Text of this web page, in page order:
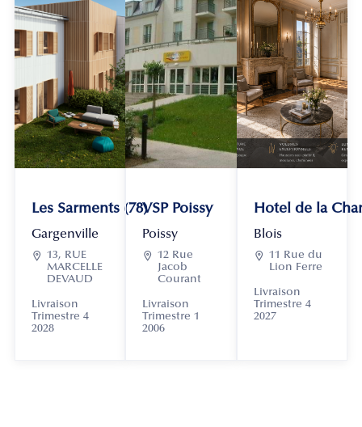
Les Sarments (78)
Gargenville
 13, RUE
MARCELLE
DEVAUD
Livraison
Trimestre 4
2028
VSP Poissy
Poissy
 12 Rue
Jacob
Courant
Livraison
Trimestre 1
2006
Hotel de la
Blois
 11 Rue du
Lion Ferre
Livraison
Trimestre 4
2027